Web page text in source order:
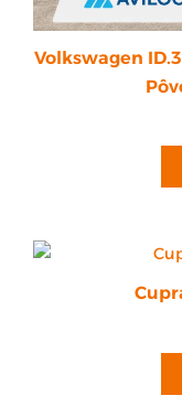
Volkswagen